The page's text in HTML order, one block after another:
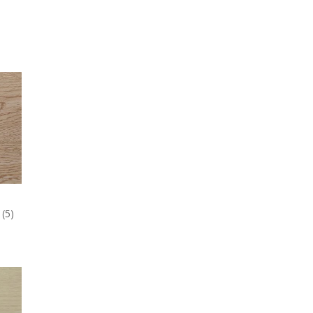
(5)